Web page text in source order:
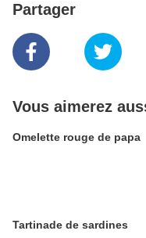
Partager
Vous aimerez
Omelette rouge de papa
Tartinade de sardines